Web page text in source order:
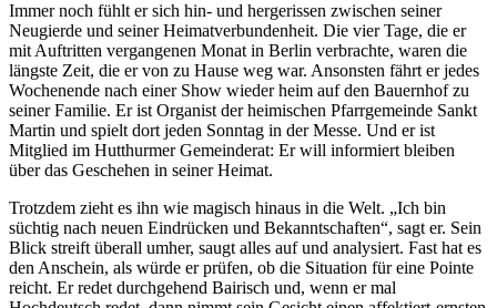
Immer noch fühlt er sich hin- und hergerissen zwischen seiner
Neugierde und seiner Heimatverbundenheit. Die vier Tage, die er
mit Auftritten vergangenen Monat in Berlin verbrachte, waren die
längste Zeit, die er von zu Hause weg war. Ansonsten fährt er jedes
Wochenende nach einer Show wieder heim auf den Bauernhof zu
seiner Familie. Er ist Organist der heimischen Pfarrgemeinde Sankt
Martin und spielt dort jeden Sonntag in der Messe. Und er ist
Mitglied im Hutthurmer Gemeinderat: Er will informiert bleiben
über das Geschehen in seiner Heimat.
Trotzdem zieht es ihn wie magisch hinaus in die Welt. „Ich bin
süchtig nach neuen Eindrücken und Bekanntschaften“, sagt er. Sein
Blick streift überall umher, saugt alles auf und analysiert. Fast hat es
den Anschein, als würde er prüfen, ob die Situation für eine Pointe
reicht. Er redet durchgehend Bairisch und, wenn er mal